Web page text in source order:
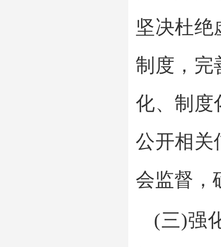
坚决杜
制度，完
化、制度
公开相关
会监督，
(三)强